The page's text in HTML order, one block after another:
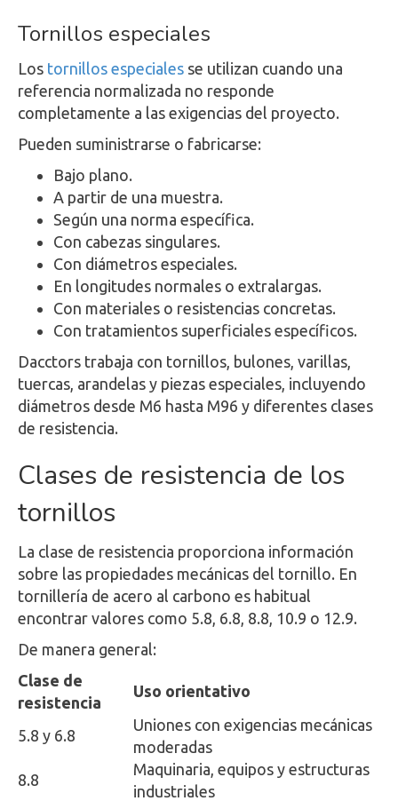
Tornillos especiales
Los tornillos especiales se utilizan cuando una
referencia normalizada no responde
completamente a las exigencias del proyecto.
Pueden suministrarse o fabricarse:
Bajo plano.
A partir de una muestra.
Según una norma específica.
Con cabezas singulares.
Con diámetros especiales.
En longitudes normales o extralargas.
Con materiales o resistencias concretas.
Con tratamientos superficiales específicos.
Dacctors trabaja con tornillos, bulones, varillas,
tuercas, arandelas y piezas especiales, incluyendo
diámetros desde M6 hasta M96 y diferentes clases
de resistencia.
Clases de resistencia de los
tornillos
La clase de resistencia proporciona información
sobre las propiedades mecánicas del tornillo. En
tornillería de acero al carbono es habitual
encontrar valores como 5.8, 6.8, 8.8, 10.9 o 12.9.
De manera general:
Clase de
resistencia
Uso orientativo
5.8 y 6.8
Uniones con exigencias mecánicas
moderadas
8.8
Maquinaria, equipos y estructuras
industriales